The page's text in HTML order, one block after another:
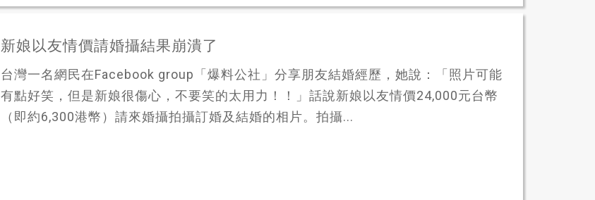
新娘以友情價請婚攝結果崩潰了
台灣一名網民在Facebook group「爆料公社」分享朋友結婚經歷，她說：「照片可能
有點好笑，但是新娘很傷心，不要笑的太用力！！」話說新娘以友情價24,000元台幣
（即約6,300港幣）請來婚攝拍攝訂婚及結婚的相片。拍攝...